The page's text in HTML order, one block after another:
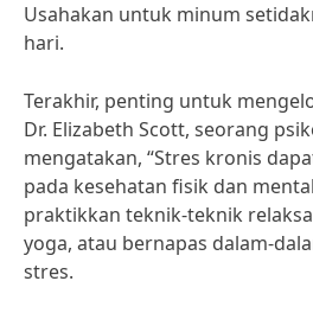
Usahakan untuk minum
hari.
Terakhir, penting untuk
Dr. Elizabeth Scott, seorang
mengatakan, “Stres kronis
pada kesehatan fisik dan
praktikkan teknik-teknik
yoga, atau bernapas dalam-
stres.